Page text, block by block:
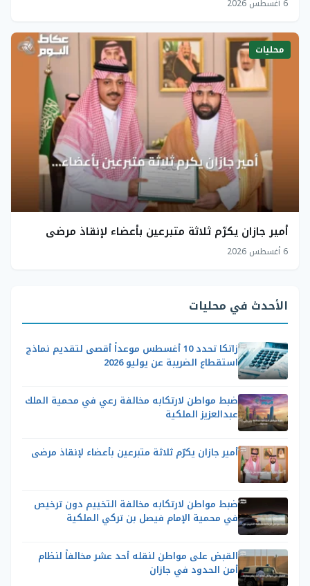
6 أغسطس 2026
محليات
أمير جازان يكرّم ثلاثة متبرعين بأعضاء لإنقاذ مرضى
6 أغسطس 2026
الأحدث في محليات
زاتكا تحدد 10 أغسطس موعداً أقصى لتقديم نماذج
استقطاع الضريبة عن يوليو 2026
ضبط مواطن لارتكابه مخالفة رعي في محمية الملك
عبدالعزيز الملكية
أمير جازان يكرّم ثلاثة متبرعين بأعضاء لإنقاذ مرضى
ضبط مواطن لارتكابه مخالفة التخييم دون ترخيص
في محمية الإمام فيصل بن تركي الملكية
القبض على مواطن لنقله أحد عشر مخالفاً لنظام
أمن الحدود في جازان